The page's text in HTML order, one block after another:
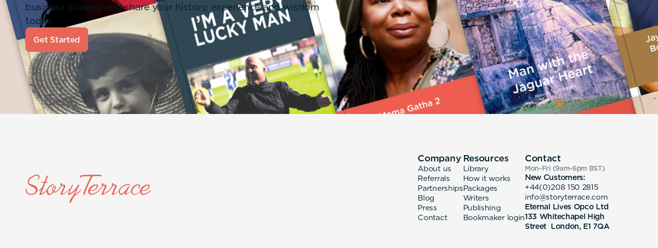
business journey and share your history, experience and wisdom
today.
Get Started
Company
About us
Referrals
Partnerships
Blog
Press
Contact
Resources
Library
How it works
Packages
Writers
Publishing
Bookmaker login
Contact
Mon-Fri (9am-6pm BST)
New Customers:
+44(0)208 150 2815
info@storyterrace.com
Eternal Lives Opco Ltd
133 Whitechapel High
Street London, E1 7QA